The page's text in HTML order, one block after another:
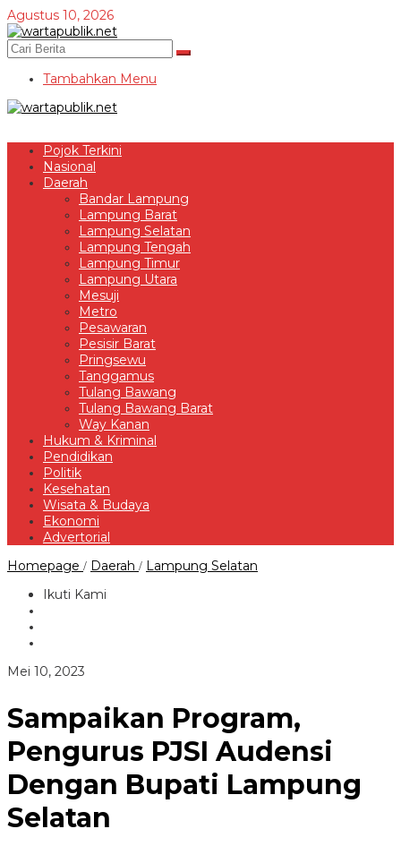
Lewati
ke
konten
Agustus 10, 2026
Tambahkan Menu
Pojok Terkini
Nasional
Daerah
Bandar Lampung
Lampung Barat
Lampung Selatan
Lampung Tengah
Lampung Timur
Lampung Utara
Mesuji
Metro
Pesawaran
Pesisir Barat
Pringsewu
Tanggamus
Tulang Bawang
Tulang Bawang Barat
Way Kanan
Hukum & Kriminal
Pendidikan
Politik
Kesehatan
Wisata & Budaya
Ekonomi
Advertorial
Homepage / Daerah / Lampung Selatan
Ikuti Kami
Mei 10, 2023
Sampaikan Program,
Pengurus PJSI Audensi
Dengan Bupati Lampung
Selatan